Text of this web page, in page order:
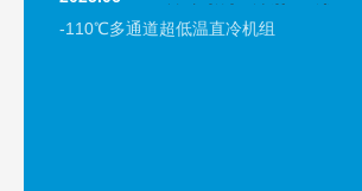
首台样机总装下线
-110℃多通道超低温直冷机组